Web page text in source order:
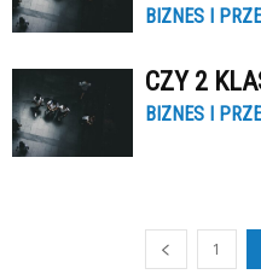
BIZNES I
CZY 2
BIZNES I
1